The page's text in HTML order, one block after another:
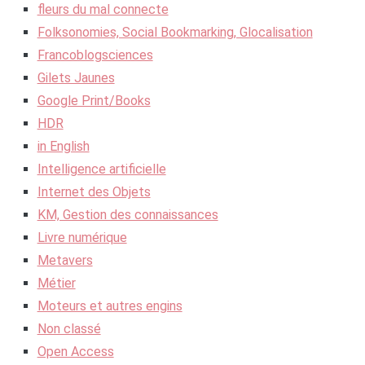
fleurs du mal connecte
Folksonomies, Social Bookmarking, Glocalisation
Francoblogsciences
Gilets Jaunes
Google Print/Books
HDR
in English
Intelligence artificielle
Internet des Objets
KM, Gestion des connaissances
Livre numérique
Metavers
Métier
Moteurs et autres engins
Non classé
Open Access